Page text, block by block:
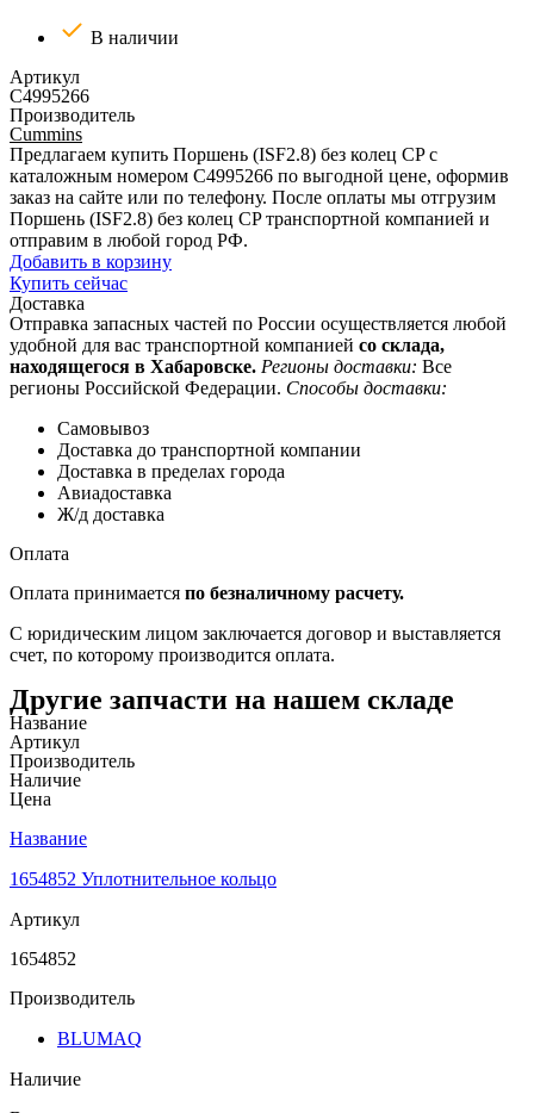
В наличии
Артикул
C4995266
Производитель
Cummins
Предлагаем купить Поршень (ISF2.8) без колец CP с
каталожным номером C4995266 по выгодной цене, оформив
заказ на сайте или по телефону. После оплаты мы отгрузим
Поршень (ISF2.8) без колец CP транспортной компанией и
отправим в любой город РФ.
Добавить в корзину
Купить сейчас
Доставка
Отправка запасных частей по России осуществляется любой
удобной для вас транспортной компанией со склада,
находящегося в Хабаровске. Регионы доставки: Все
регионы Российской Федерации. Способы доставки:
Самовывоз
Доставка до транспортной компании
Доставка в пределах города
Авиадоставка
Ж/д доставка
Оплата
Оплата принимается по безналичному расчету.
С юридическим лицом заключается договор и выставляется
счет, по которому производится оплата.
Другие запчасти на нашем складе
Название
Артикул
Производитель
Наличие
Цена
Название
1654852 Уплотнительное кольцо
Артикул
1654852
Производитель
BLUMAQ
Наличие